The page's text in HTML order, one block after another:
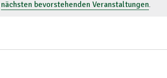
nächsten bevorstehenden Veranstaltungen.